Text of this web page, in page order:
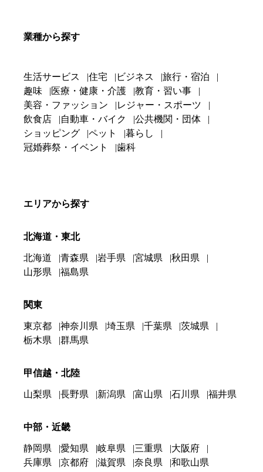
業種から探す
生活サービス 住宅 ビジネス
旅行・宿泊
趣味
医療・健康・介護
教育・習い事
美容・ファッション
レジャー・スポーツ
飲食店
自動車・バイク
公共機関・団体
ショッピング
ペット
暮らし
冠婚葬祭・イベント
歯科
エリアから探す
北海道・東北
北海道 青森県 岩手県 宮城県
秋田県
山形県
福島県
関東
東京都 神奈川県 埼玉県 千葉県
茨城県
栃木県
群馬県
甲信越・北陸
山梨県 長野県 新潟県 富山県 石川県 福井県
中部・近畿
静岡県 愛知県 岐阜県 三重県
大阪府
兵庫県
京都府 滋賀県 奈良県 和歌山県